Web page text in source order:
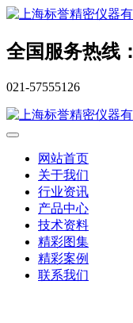
全国服务热线：
021-57555126
网站首页
关于我们
行业资讯
产品中心
技术资料
精彩图集
精彩案例
联系我们